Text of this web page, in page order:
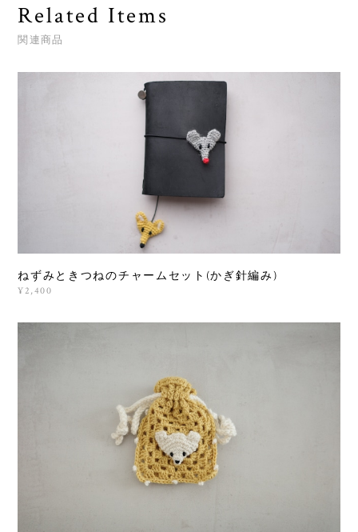
Related Items
関連商品
ねずみときつねのチャームセット(かぎ針編み)
¥2,400